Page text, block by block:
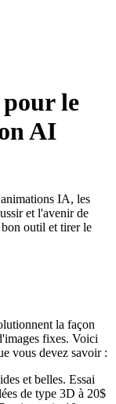
le
AI
IA, les
et l'avenir de
outil et tirer le
la façon
fixes. Voici
vous devez savoir :
et belles. Essai
de type 3D à 20$